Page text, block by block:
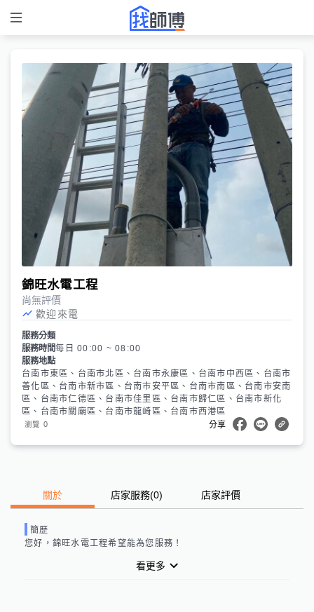
錦旺水電工程
尚無評價
歡迎來電
服務分類
服務時間每日 00:00 ~ 08:00
服務地點
台南市東區、台南市北區、台南市永康區、台南市中西區、台南市
善化區、台南市新市區、台南市安平區、台南市南區、台南市安南
區、台南市仁德區、台南市佳里區、台南市歸仁區、台南市新化
區、台南市關廟區、台南市龍崎區、台南市西港區
瀏覽 0 分享
關於 店家服務(0) 店家評價
簡歷
您好， 錦旺水電工程希望能為您服務！
看更多